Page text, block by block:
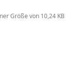
Größe von 10,24 KB